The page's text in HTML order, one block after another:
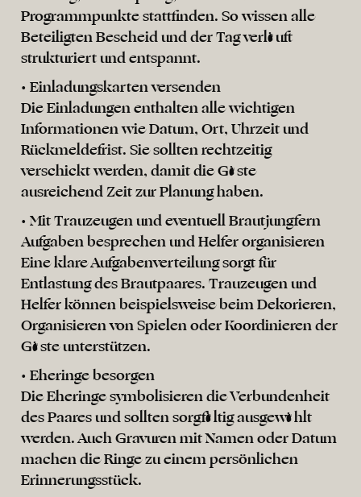
Programmpunkte stattfinden. So wissen alle
Beteiligten Bescheid und der Tag verläuft
strukturiert und entspannt.
• Einladungskarten versenden
Die Einladungen enthalten alle wichtigen
Informationen wie Datum, Ort, Uhrzeit und
Rückmeldefrist. Sie sollten rechtzeitig
verschickt werden, damit die Gäste
ausreichend Zeit zur Planung haben.
• Mit Trauzeugen und eventuell Brautjungfern
Aufgaben besprechen und Helfer organisieren
Eine klare Aufgabenverteilung sorgt für
Entlastung des Brautpaares. Trauzeugen und
Helfer können beispielsweise beim Dekorieren,
Organisieren von Spielen oder Koordinieren der
Gäste unterstützen.
• Eheringe besorgen
Die Eheringe symbolisieren die Verbundenheit
des Paares und sollten sorgfältig ausgewählt
werden. Auch Gravuren mit Namen oder Datum
machen die Ringe zu einem persönlichen
Erinnerungsstück.